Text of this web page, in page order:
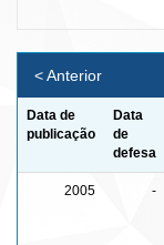
< Anterior
Data de
publicação
Data
de
defesa
2005 -